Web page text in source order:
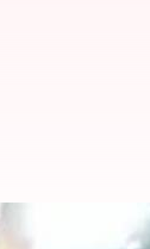
इमरान